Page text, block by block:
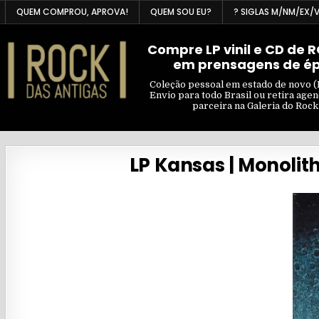
Skip
to
content
QUEM COMPROU, APROVA! QUEM SOU EU? ? SIGLAS M/NM/EX/
Compre LP vinil e CD de
em prensagens de
Coleção pessoal em estado de novo
Envio para todo Brasil ou retira
parceira na Galeria do Rock
LP Kansas |